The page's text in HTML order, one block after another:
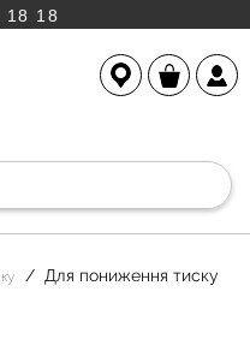
18 18
Для пониження тиску